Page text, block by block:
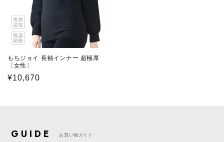
もちジョイ 長袖インナー 超極厚
〔女性〕
通
¥10,670
GUIDE お買い物ガイド